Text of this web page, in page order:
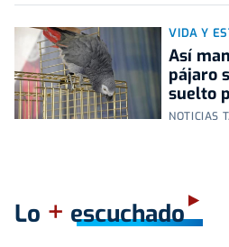
VIDA Y
Así
pájaro
suelto
NOTICIAS
Lo + escuchado